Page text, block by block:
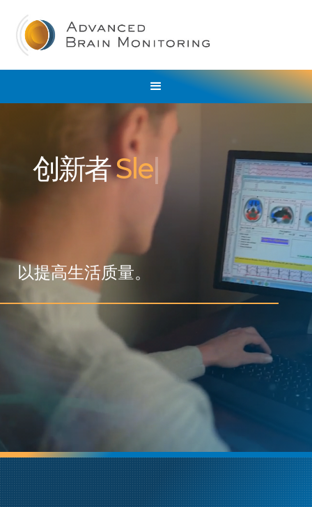
创新者Biomarker
Dev
以提高生活质量。